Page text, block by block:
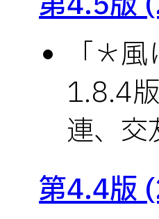
「＊
1.8.4
連、交
第4.4版